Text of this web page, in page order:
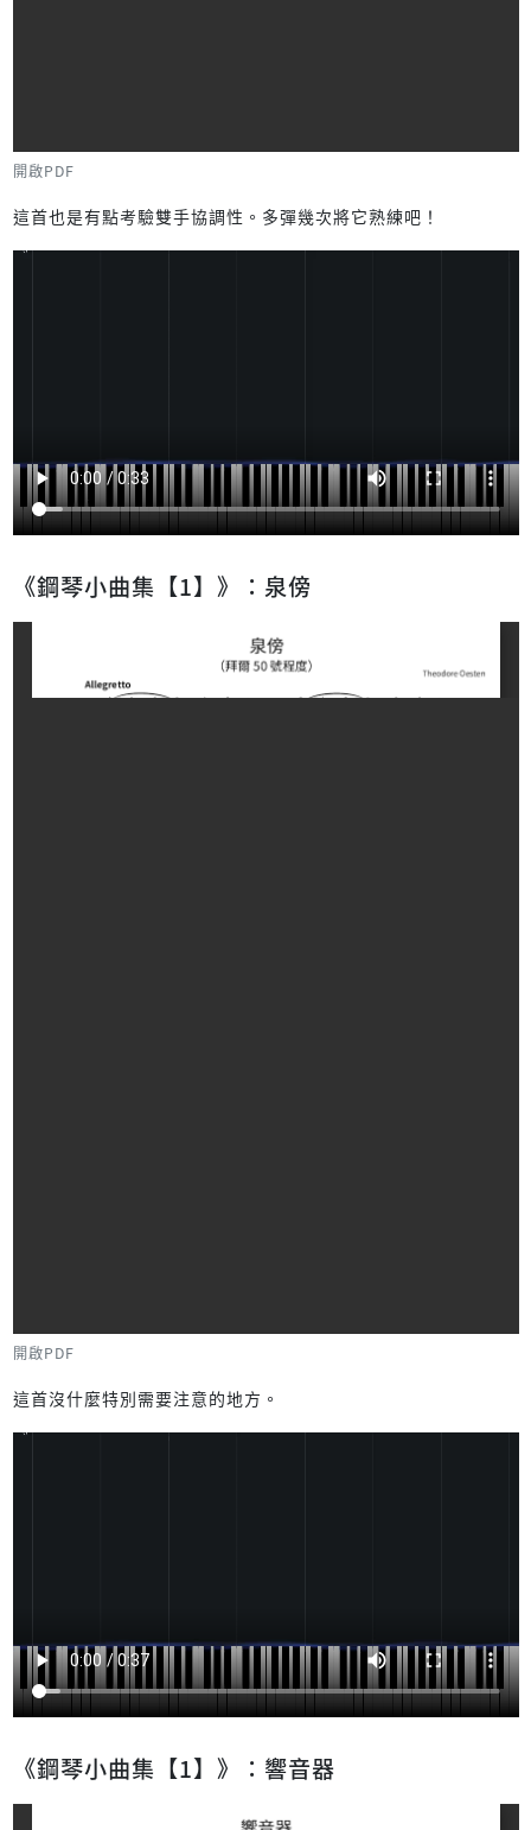
開啟PDF
這首也是有點考驗雙手協調性。多彈幾次將它熟練吧！
《鋼琴小曲集【1】》：泉傍
開啟PDF
這首沒什麼特別需要注意的地方。
《鋼琴小曲集【1】》：響音器